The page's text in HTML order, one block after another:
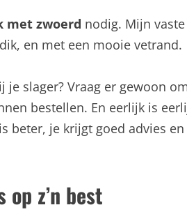
met zwoerd nodig. Mijn
en met een mooie vetrand.
slager? Vraag er gewoon
bestellen. En eerlijk is
beter, je krijgt goed advies
z’n best